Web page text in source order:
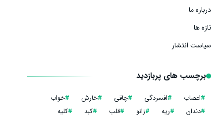
درباره ما
تازه ها
سیاست انتشار
برچسب های پربازدید
#اعصاب #افسردگی #چاقی #خارش #خواب
#دندان #ریه #زانو #قلب #کبد #کلیه